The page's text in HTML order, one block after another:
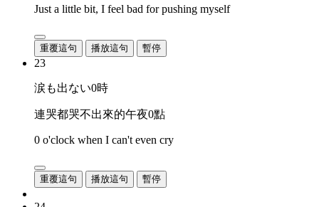
Just a little bit, I feel bad for pushing myself
重覆這句 播放這句 暫停
23
涙も出ない0時
連哭都哭不出來的午夜0點
0 o'clock when I can't even cry
重覆這句 播放這句 暫停